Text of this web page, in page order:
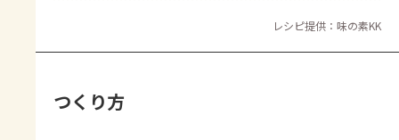
レシピ提供：味の素KK
つくり方